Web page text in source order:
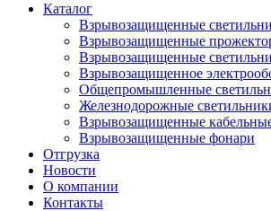
Каталог
Взрывозащищенные
Взрывозащищенные
Взрывозащищенные
Взрывозащищенное
Общепромышленные
Железнодорожные
Взрывозащищенные
Взрывозащищенные фонари
Отгрузка
Новости
О компании
Контакты